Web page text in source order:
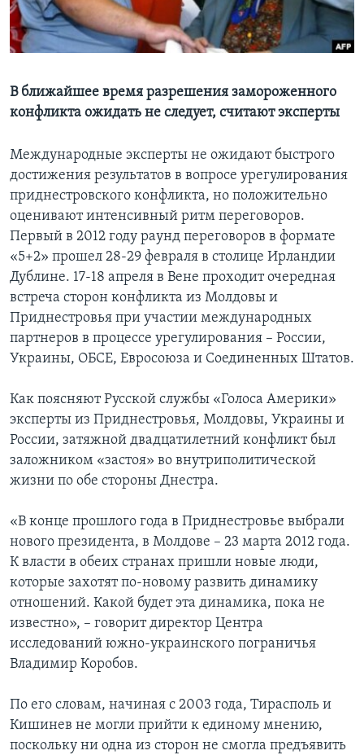
Learning English
Языки
В ближайшее время разрешения замороженного
конфликта ожидать не следует, считают эксперты
Международные эксперты не ожидают быстрого
достижения результатов в вопросе урегулирования
приднестровского конфликта, но положительно
оценивают интенсивный ритм переговоров.
Первый в 2012 году раунд переговоров в формате
«5+2» прошел 28-29 февраля в столице Ирландии
Дублине. 17-18 апреля в Вене проходит очередная
встреча сторон конфликта из Молдовы и
Приднестровья при участии международных
партнеров в процессе урегулирования – России,
Украины, ОБСЕ, Евросоюза и Соединенных Штатов.
Как поясняют Русской службы «Голоса Америки»
эксперты из Приднестровья, Молдовы, Украины и
России, затяжной двадцатилетний конфликт был
заложником «застоя» во внутриполитической
жизни по обе стороны Днестра.
«В конце прошлого года в Приднестровье выбрали
нового президента, в Молдове – 23 марта 2012 года.
К власти в обеих странах пришли новые люди,
которые захотят по-новому развить динамику
отношений. Какой будет эта динамика, пока не
известно», – говорит директор Центра
исследований южно-украинского пограничья
Владимир Коробов.
По его словам, начиная с 2003 года, Тирасполь и
Кишинев не могли прийти к единому мнению,
поскольку ни одна из сторон не смогла предъявить